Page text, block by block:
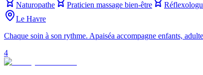
Naturopathe Praticien massage bien-être
Le Havre
Chaque soin à son rythme. Apaiséa accompagne enfants,
4